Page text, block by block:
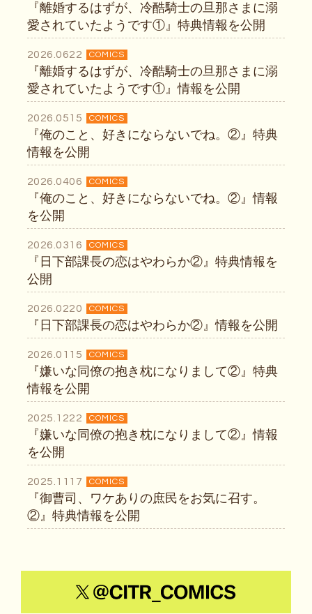
『離婚するはずが、冷酷騎士の旦那さまに溺
愛されていたようです①』特典情報を公開
2026.0622 COMICS
『離婚するはずが、冷酷騎士の旦那さまに溺
愛されていたようです①』情報を公開
2026.0515 COMICS
『俺のこと、好きにならないでね。②』特典
情報を公開
2026.0406 COMICS
『俺のこと、好きにならないでね。②』情報
を公開
2026.0316 COMICS
『日下部課長の恋はやわらか②』特典情報を
公開
2026.0220 COMICS
『日下部課長の恋はやわらか②』情報を公開
2026.0115 COMICS
『嫌いな同僚の抱き枕になりまして②』特典
情報を公開
2025.1222 COMICS
『嫌いな同僚の抱き枕になりまして②』情報
を公開
2025.1117 COMICS
『御曹司、ワケありの庶民をお気に召す。
②』特典情報を公開